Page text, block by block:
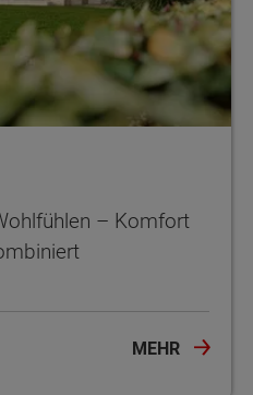
– Komfort
MEHR